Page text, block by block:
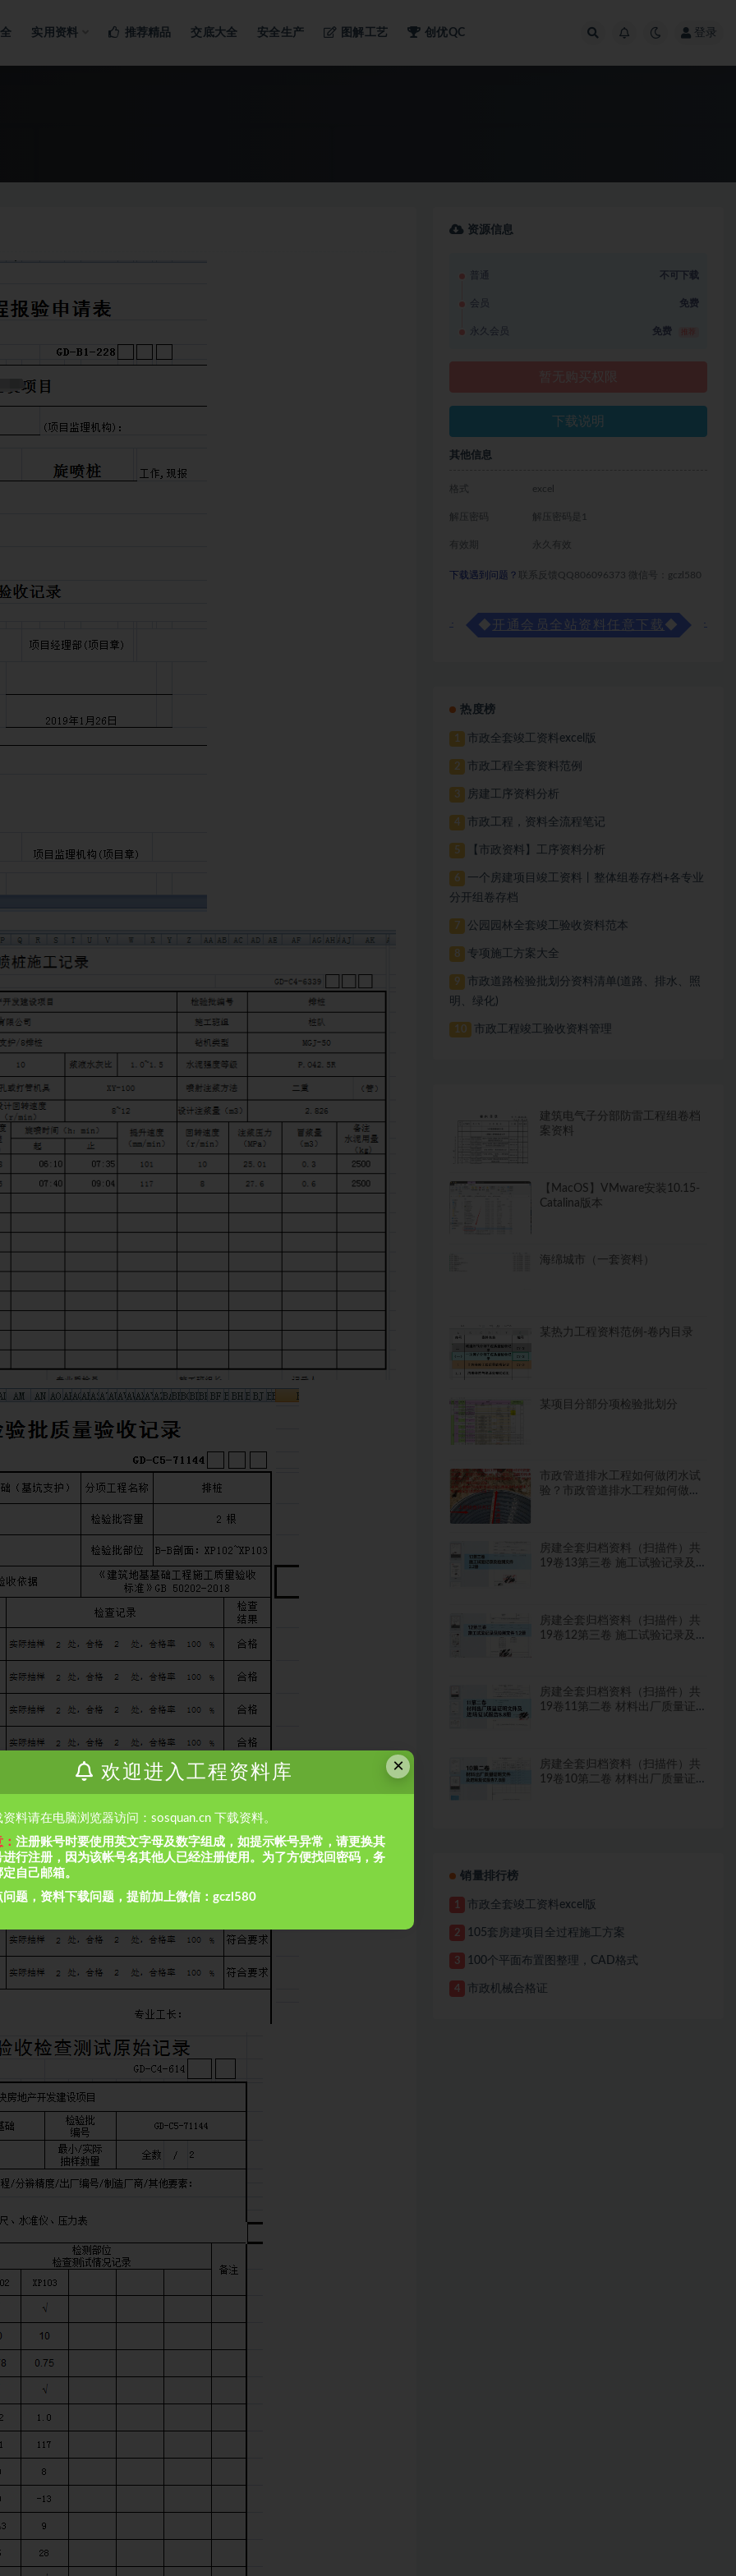
实用资料 推荐精品 交底大全 安全生产 图解工艺 创优QC 登录
资源信息
普通 不可下载
会员 免费
永久会员 免费
下载说明
其他信息
格式 excel
解压密码 解压密码是1
有效期 永久有效
下载遇到问题？ 联系反馈QQ806096373 微信号：gczl580
◆ 开通会员全站资料任意下载◆
热度榜
1 市政全套竣工资料excel版
2 市政工程全套资料范例
3 房建工序资料分析
4 市政工程，资料全流程笔记
5 【市政资料】工序资料分析
6
一个房建项目竣工资料丨整体组卷存档+各专业
分开组卷存档
7 公园园林全套竣工验收资料范本
8 专项施工方案大全
9
市政道路检验批划分资料清单(道路、排水、照
明、绿化)
10 市政工程竣工验收资料管理
建筑电气子分部防雷工程组卷档
案资料
【MacOS】VMware安装10.15-
Catalina版本
海绵城市（一套资料）
某热力工程资料范例-卷内目录
某项目分部分项检验批划分
市政管道排水工程如何做闭水试
验？市政管道排水工程如何做闭
房建全套归档资料（扫描件）共
19卷13第三卷 施工试验记录及
房建全套归档资料（扫描件）共
19卷12第三卷 施工试验记录及
房建全套归档资料（扫描件）共
19卷11第二卷 材料出厂质量证
房建全套归档资料（扫描件）共
19卷10第二卷 材料出厂质量证
销量排行榜
1 市政全套竣工资料excel版
2 105套房建项目全过程施工方案
3 100个平面布置图整理，CAD格式
4 市政机械合格证
×
欢迎进入工程资料库
资料请在电脑浏览器访问：sosquan.cn 下载资料。
注册账号时要使用英文字母及数字组成，如提示帐号异常，请更换其
进行注册，因为该帐号名其他人已经注册使用。为了方便找回密码，务
自己邮箱。
问题，资料下载问题，提前加上微信：gczl580